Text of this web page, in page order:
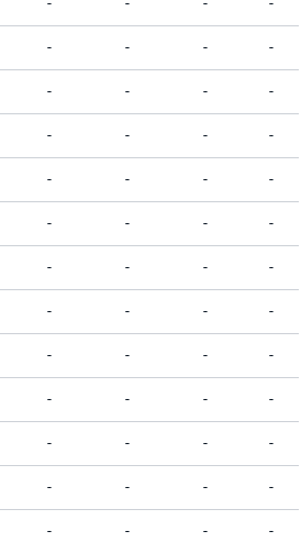
- - - -
- - - -
- - - -
- - - -
- - - -
- - - -
- - - -
- - - -
- - - -
- - - -
- - - -
- - - -